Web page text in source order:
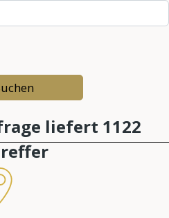
liefert 1122